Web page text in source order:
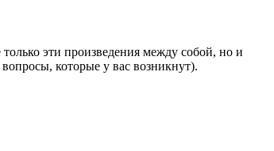
эти произведения между собой, но и
которые у вас возникнут).